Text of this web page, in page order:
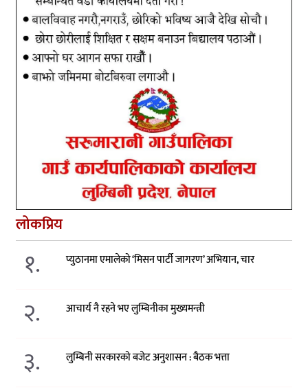
लोकप्रिय
१. प्युठानमा एमालेको ‘मिसन पार्टी जागरण’ अभियान, चार
२. आचार्य नै रहने भए लुम्बिनीका मुख्यमन्त्री
३. लुम्बिनी सरकारको बजेट अनुशासन : बैठक भत्ता